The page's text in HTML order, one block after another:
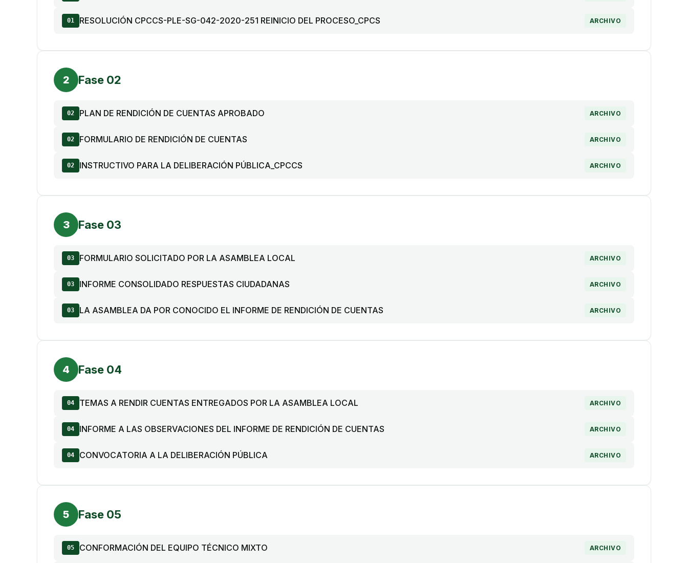
01 RESOLUCIÓN CPCCS-PLE-SG-042-2020-251 REINICIO DEL PROCESO_CPCS ARCHIVO
2 Fase 02
02 PLAN DE RENDICIÓN DE CUENTAS APROBADO ARCHIVO
02 FORMULARIO DE RENDICIÓN DE CUENTAS ARCHIVO
02 INSTRUCTIVO PARA LA DELIBERACIÓN PÚBLICA_CPCCS ARCHIVO
3 Fase 03
03 FORMULARIO SOLICITADO POR LA ASAMBLEA LOCAL ARCHIVO
03 INFORME CONSOLIDADO RESPUESTAS CIUDADANAS ARCHIVO
03 LA ASAMBLEA DA POR CONOCIDO EL INFORME DE RENDICIÓN DE CUENTAS ARCHIVO
4 Fase 04
04 TEMAS A RENDIR CUENTAS ENTREGADOS POR LA ASAMBLEA LOCAL ARCHIVO
04 INFORME A LAS OBSERVACIONES DEL INFORME DE RENDICIÓN DE CUENTAS ARCHIVO
04 CONVOCATORIA A LA DELIBERACIÓN PÚBLICA ARCHIVO
5 Fase 05
05 CONFORMACIÓN DEL EQUIPO TÉCNICO MIXTO ARCHIVO